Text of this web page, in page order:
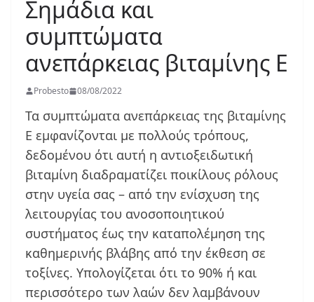
Σημάδια και
συμπτώματα
ανεπάρκειας βιταμίνης Ε
Probesto 08/08/2022
Τα συμπτώματα ανεπάρκειας της βιταμίνης
Ε εμφανίζονται με πολλούς τρόπους,
δεδομένου ότι αυτή η αντιοξειδωτική
βιταμίνη διαδραματίζει ποικίλους ρόλους
στην υγεία σας – από την ενίσχυση της
λειτουργίας του ανοσοποιητικού
συστήματος έως την καταπολέμηση της
καθημερινής βλάβης από την έκθεση σε
τοξίνες. Υπολογίζεται ότι το 90% ή και
περισσότερο των λαών δεν λαμβάνουν